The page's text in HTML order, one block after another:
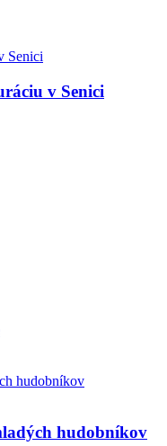
v Senici
hudobníkov